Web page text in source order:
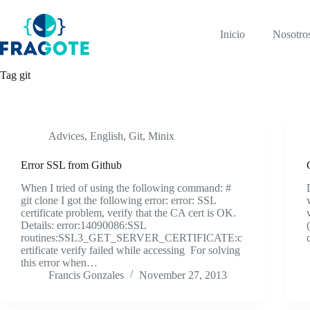
content
Inicio
Tag git
Advices, English, Git, Minix
Error SSL from Github
When I tried of using the following command: #
git clone I got the following error: error: SSL
certificate problem, verify that the CA cert is OK.
Details: error:14090086:SSL
routines:SSL3_GET_SERVER_CERTIFICATE:c
ertificate verify failed while accessing For solving
this error when…
Francis Gonzales
November 27, 2013